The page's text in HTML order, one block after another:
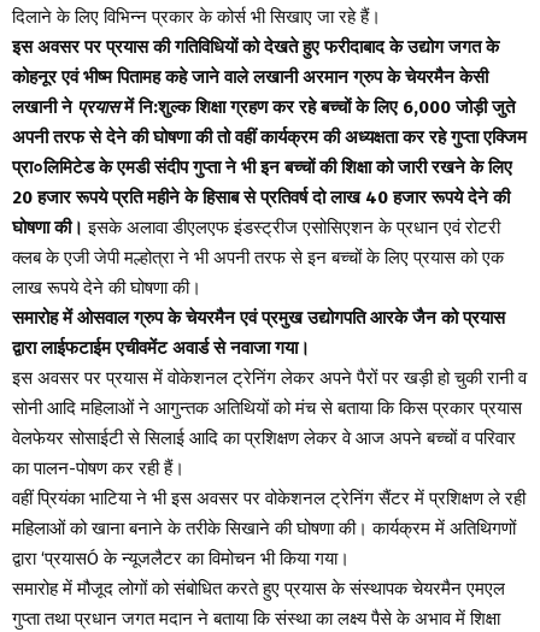
दिलाने के लिए विभिन्न प्रकार के कोर्स भी सिखाए जा रहे हैं।
इस अवसर पर प्रयास की गतिविधियों को देखते हुए फरीदाबाद के उद्योग जगत के
कोहनूर एवं भीष्म पितामह कहे जाने वाले लखानी अरमान ग्रुप के चेयरमैन केसी
लखानी ने प्रयासमें नि:शुल्क शिक्षा ग्रहण कर रहे बच्चों के लिए 6,000 जोड़ी जुते
अपनी तरफ से देने की घोषणा की तो वहीं कार्यक्रम की अध्यक्षता कर रहे गुप्ता एक्जिम
प्रा०लिमिटेड के एमडी संदीप गुप्ता ने भी इन बच्चों की शिक्षा को जारी रखने के लिए
20 हजार रूपये प्रति महीने के हिसाब से प्रतिवर्ष दो लाख 40 हजार रूपये देने की
घोषणा की। इसके अलावा डीएलएफ इंडस्ट्रीज एसोसिएशन के प्रधान एवं रोटरी
क्लब के एजी जेपी मल्होत्रा ने भी अपनी तरफ से इन बच्चों के लिए प्रयास को एक
लाख रूपये देने की घोषणा की।
समारोह में ओसवाल ग्रुप के चेयरमैन एवं प्रमुख उद्योगपति आरके जैन को प्रयास
द्वारा लाईफटाईम एचीवमेंट अवार्ड से नवाजा गया।
इस अवसर पर प्रयास में वोकेशनल ट्रेनिंग लेकर अपने पैरों पर खड़ी हो चुकी रानी व
सोनी आदि महिलाओं ने आगुन्तक अतिथियों को मंच से बताया कि किस प्रकार प्रयास
वेलफेयर सोसाईटी से सिलाई आदि का प्रशिक्षण लेकर वे आज अपने बच्चों व परिवार
का पालन-पोषण कर रही हैं।
वहीं प्रियंका भाटिया ने भी इस अवसर पर वोकेशनल ट्रेनिंग सैंटर में प्रशिक्षण ले रही
महिलाओं को खाना बनाने के तरीके सिखाने की घोषणा की। कार्यक्रम में अतिथिगणों
द्वारा ‘प्रयासÓ के न्यूजलैटर का विमोचन भी किया गया।
समारोह में मौजूद लोगों को संबोधित करते हुए प्रयास के संस्थापक चेयरमैन एमएल
गुप्ता तथा प्रधान जगत मदान ने बताया कि संस्था का लक्ष्य पैसे के अभाव में शिक्षा